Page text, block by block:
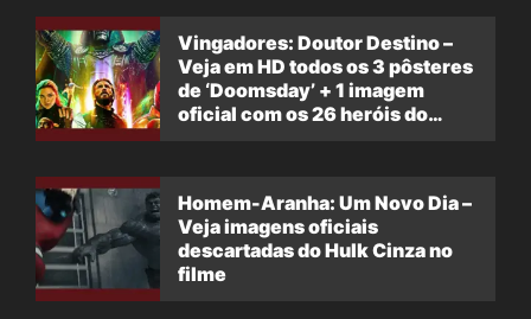
Vingadores: Doutor Destino –
Veja em HD todos os 3 pôsteres
de ‘Doomsday’ + 1 imagem
oficial com os 26 heróis do
Homem-Aranha: Um Novo Dia –
Veja imagens oficiais
descartadas do Hulk Cinza no
filme